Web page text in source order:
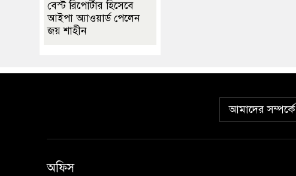
বেস্ট রিপোর্টার হিসেবে
আইপা অ্যাওয়ার্ড পেলেন
জয় শাহীন
আমাদের সম্পর্কে
অফিস